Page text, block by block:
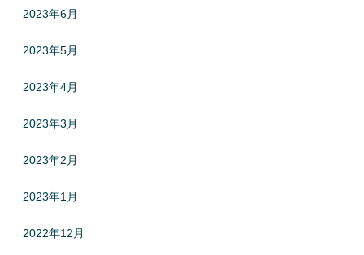
2023年6月
2023年5月
2023年4月
2023年3月
2023年2月
2023年1月
2022年12月